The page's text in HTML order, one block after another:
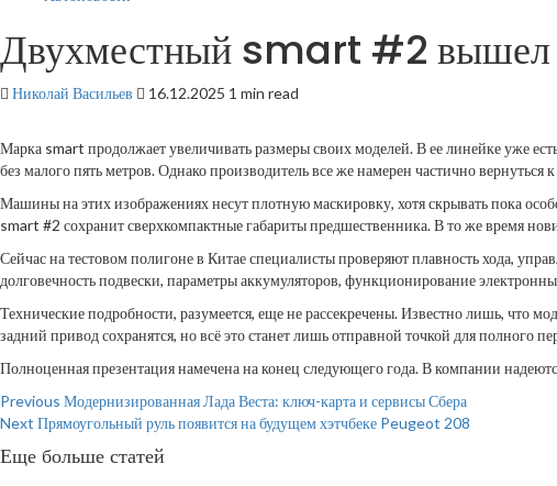
Двухместный smart #2 вышел
Николай Васильев 16.12.2025 1 min read
Марка smart продолжает увеличивать размеры своих моделей. В ее линейке уже
без малого пять метров. Однако производитель все же намерен частично
Машины на этих изображениях несут плотную маскировку, хотя скрывать пока
smart #2 сохранит сверхкомпактные габариты предшественника. В то же время
Сейчас на тестовом полигоне в Китае специалисты проверяют плавность хода,
долговечность подвески, параметры аккумуляторов, функционирование
Технические подробности, разумеется, еще не рассекречены. Известно лишь,
задний привод сохранятся, но всё это станет лишь отправной точкой для полного
Полноценная презентация намечена на конец следующего года. В компании
Continue
Reading
Previous Модернизированная Лада Веста: ключ-карта и сервисы Сбера
Next Прямоугольный руль появится на будущем хэтчбеке Peugeot 208
Еще больше статей